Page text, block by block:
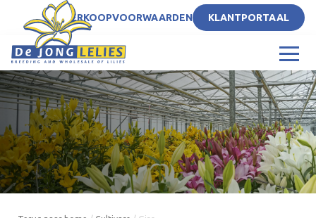
NLVERKOOPVOORWAARDEN KLANTPORTAAL